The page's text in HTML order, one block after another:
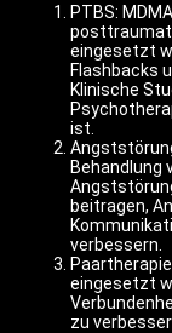
PTBS:
eingesetzt
Flashbacks
Klinische
ist.
Behandlung
beitragen,
verbessern.
eingesetzt
zu